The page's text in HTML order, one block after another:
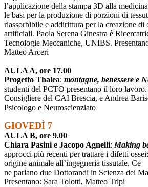
l’applicazione della stampa 3D alla
le basi per la produzione di porzioni di
riassorbibile e addirittura per la creazione di
artificiali. Paola Serena Ginestra è
Tecnologie Meccaniche, UNIBS.
Matteo Arceri
AULA A, ore 17.00
Progetto Thalea: montagne, benessere e
studenti del PCTO presentano il loro
Consigliere del CAI Brescia, e Andrea
Psicologo e Neuroscienziato
GIOVEDÌ 7
AULA B, ore 9.00
Chiara Pasini e Jacopo Agnelli: Making
approcci più recenti per trattare i difetti
origine animale all’ingegneria tissutale. Ce
ne parlano due Dottorandi in Scienza dei
Presentano: Sara Tolotti, Matteo Tripi